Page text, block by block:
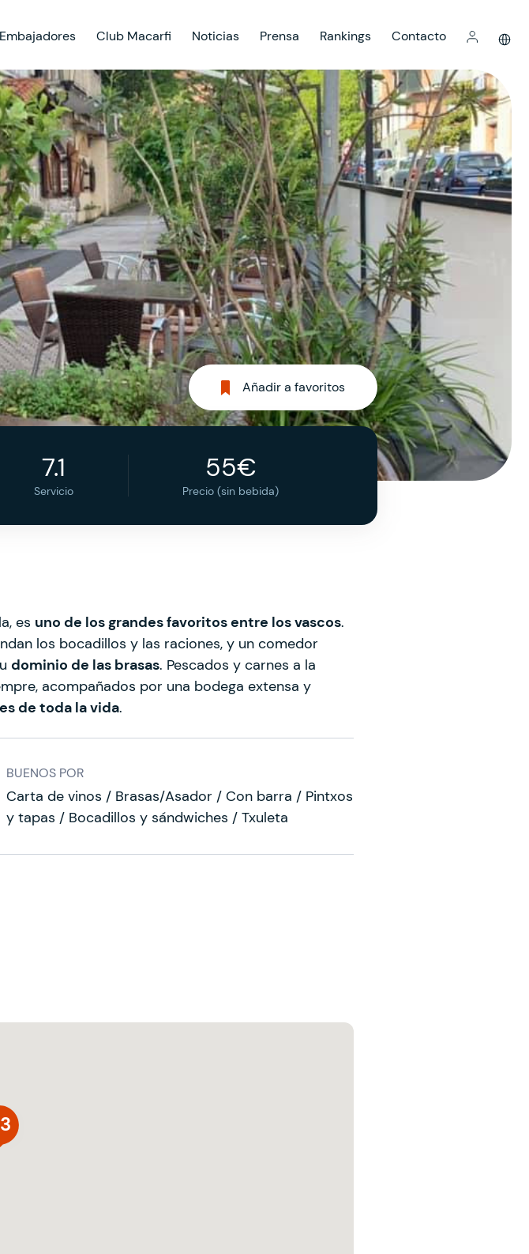
Embajadores Club Macarfi Noticias Prensa Rankings Contacto
Añadir a favoritos
7.1
Servicio
55€
Precio (sin bebida)
es uno de los grandes favoritos entre los vascos.
los bocadillos y las raciones, y un comedor
dominio de las brasas. Pescados y carnes a la
acompañados por una bodega extensa y
de toda la vida.
BUENOS POR
Carta de vinos / Brasas/Asador / Con barra / Pintxos
y tapas / Bocadillos y sándwiches / Txuleta